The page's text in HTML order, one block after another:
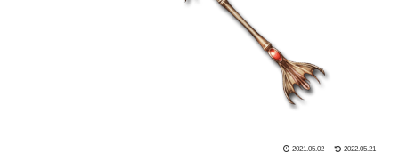
2021.05.02 2022.05.21